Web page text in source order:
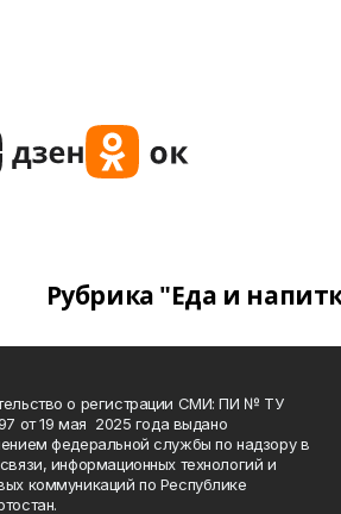
Рубрика "Еда и
о регистрации СМИ: ПИ № ТУ
от 19 мая 2025 года выдано
федеральной службы по надзору в
информационных технологий и
коммуникаций по Республике